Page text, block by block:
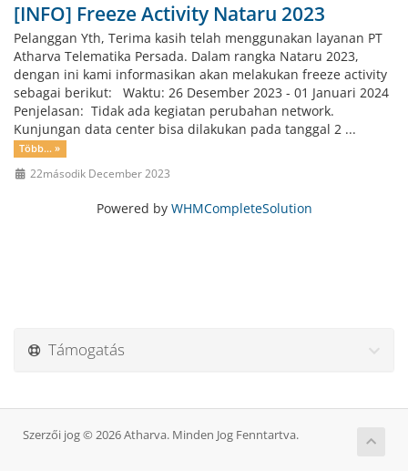
[INFO] Freeze Activity Nataru 2023
Pelanggan Yth, Terima kasih telah menggunakan layanan PT
Atharva Telematika Persada. Dalam rangka Nataru 2023,
dengan ini kami informasikan akan melakukan freeze activity
sebagai berikut: Waktu: 26 Desember 2023 - 01 Januari 2024
Penjelasan: Tidak ada kegiatan perubahan network.
Kunjungan data center bisa dilakukan pada tanggal 2 ...
Több... »
22második December 2023
Powered by WHMCompleteSolution
Támogatás
Szerzői jog © 2026 Atharva. Minden Jog Fenntartva.